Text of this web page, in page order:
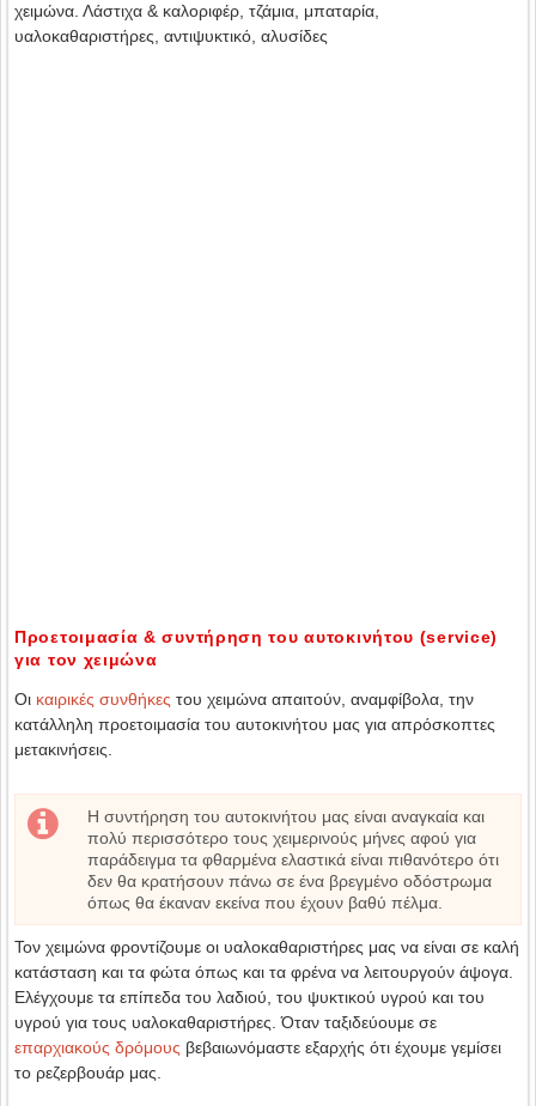
χειμώνα. Λάστιχα & καλοριφέρ, τζάμια, μπαταρία,
υαλοκαθαριστήρες, αντιψυκτικό, αλυσίδες
Προετοιμασία & συντήρηση του αυτοκινήτου (service)
για τον χειμώνα
Οι καιρικές συνθήκες του χειμώνα απαιτούν, αναμφίβολα, την
κατάλληλη προετοιμασία του αυτοκινήτου μας για απρόσκοπτες
μετακινήσεις.
Η συντήρηση του αυτοκινήτου μας είναι αναγκαία και
πολύ περισσότερο τους χειμερινούς μήνες αφού για
παράδειγμα τα φθαρμένα ελαστικά είναι πιθανότερο ότι
δεν θα κρατήσουν πάνω σε ένα βρεγμένο οδόστρωμα
όπως θα έκαναν εκείνα που έχουν βαθύ πέλμα.
Τον χειμώνα φροντίζουμε οι υαλοκαθαριστήρες μας να είναι σε καλή
κατάσταση και τα φώτα όπως και τα φρένα να λειτουργούν άψογα.
Ελέγχουμε τα επίπεδα του λαδιού, του ψυκτικού υγρού και του
υγρού για τους υαλοκαθαριστήρες. Όταν ταξιδεύουμε σε
επαρχιακούς δρόμους βεβαιωνόμαστε εξαρχής ότι έχουμε γεμίσει
το ρεζερβουάρ μας.